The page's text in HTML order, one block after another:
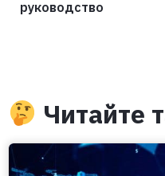
руководство
Читайте